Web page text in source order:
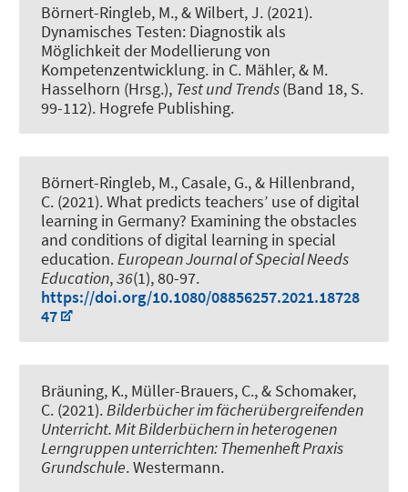
Börnert-Ringleb, M., & Wilbert, J. (2021).
Dynamisches Testen: Diagnostik als
Möglichkeit der Modellierung von
Kompetenzentwicklung. in C. Mähler, & M.
Hasselhorn (Hrsg.), Test und Trends(Band 18, S.
99-112). Hogrefe Publishing.
Börnert-Ringleb, M., Casale, G., & Hillenbrand,
C. (2021).What predicts teachers’ use of digital
learning in Germany? Examining the obstacles
and conditions of digital learning in special
education.European Journal of Special Needs
Education,36(1), 80-97.
https://doi.org/10.1080/08856257.2021.18728
47
Bräuning, K., Müller-Brauers, C., & Schomaker,
C. (2021).Bilderbücher im fächerübergreifenden
Unterricht. Mit Bilderbüchern in heterogenen
Lerngruppen unterrichten: Themenheft Praxis
Grundschule. Westermann.